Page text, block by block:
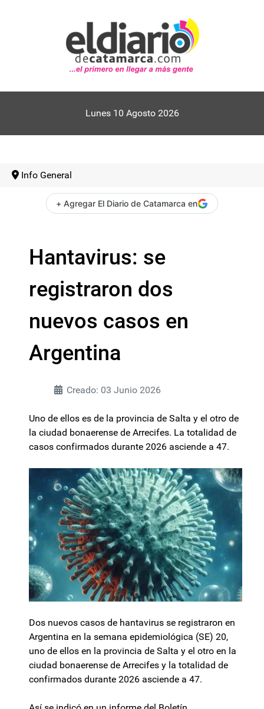
Lunes 10 Agosto 2026
Info General
+ Agregar El Diario de Catamarca en
Hantavirus: se
registraron dos
nuevos casos en
Argentina
Creado: 03 Junio 2026
Uno de ellos es de la provincia de Salta y el otro de
la ciudad bonaerense de Arrecifes. La totalidad de
casos confirmados durante 2026 asciende a 47.
Dos nuevos casos de hantavirus se registraron en
Argentina en la semana epidemiológica (SE) 20,
uno de ellos en la provincia de Salta y el otro en la
ciudad bonaerense de Arrecifes y la totalidad de
confirmados durante 2026 asciende a 47.